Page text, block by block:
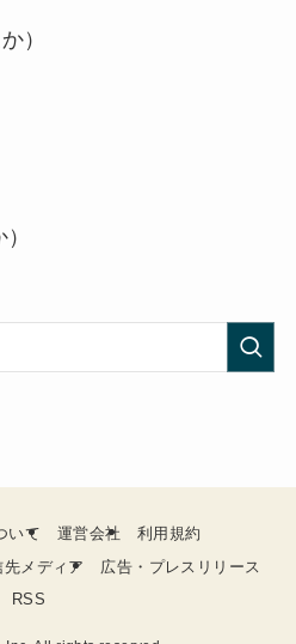
）
いて 運営会社
利用規約
先メディア
広告・プレスリリース
RSS